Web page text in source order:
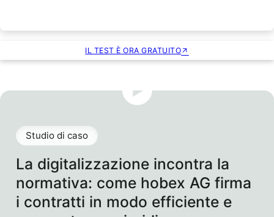
IL TEST È ORA GRATUITO
La digitalizzazione incontra la
normativa: come hobex AG firma
i contratti in modo efficiente e
Studio di caso